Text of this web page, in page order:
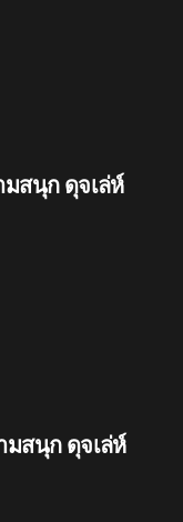
สนุก ดุจเล่ห์
สนุก ดุจเล่ห์